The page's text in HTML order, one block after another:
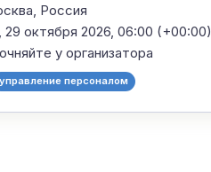
Россия
29 октября 2026, 06:00 (+00:00)
у организатора
управление персоналом